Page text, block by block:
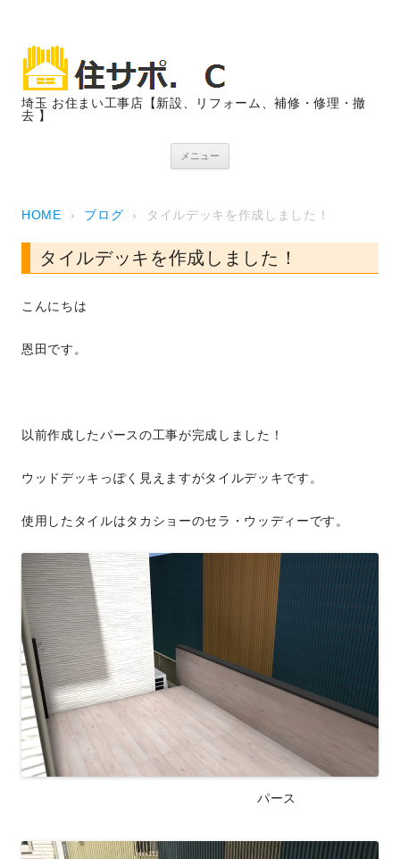
埼玉 お住まい工事店【新設、リフォーム、補修・修理・撤
去 】
メニュー
HOME › ブログ › タイルデッキを作成しました！
タイルデッキを作成しました！
こんにちは
恩田です。
以前作成したパースの工事が完成しました！
ウッドデッキっぽく見えますがタイルデッキです。
使用したタイルはタカショーのセラ・ウッディーです。
パース